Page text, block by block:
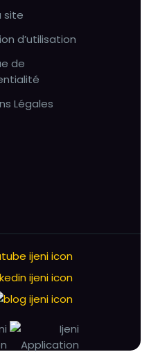
site
d’utilisation
de
Légales